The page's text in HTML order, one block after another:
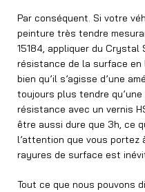
Par conséquent. Si votre
peinture très tendre
15184, appliquer du Crystal
résistance de la surface en
bien qu’il s’agisse d’une
toujours plus tendre
résistance avec un vernis
être aussi dure que 3h, ce
l’attention que vous portez
rayures de surface est
Tout ce que nous pouvons